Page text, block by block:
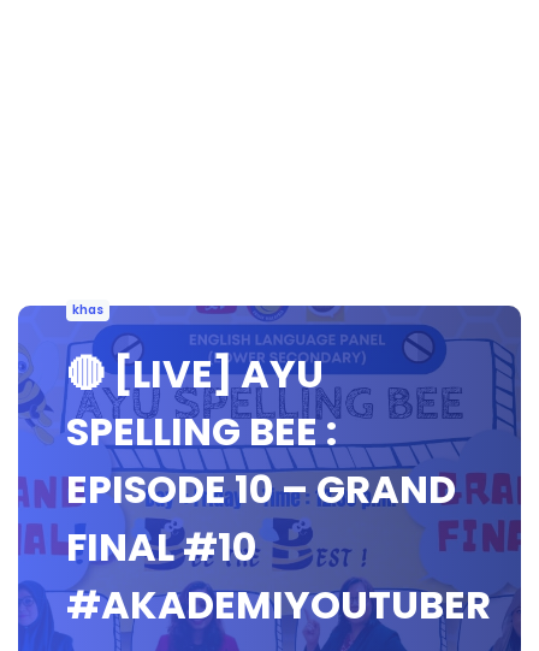
khas
🔴 [LIVE] AYU
SPELLING BEE :
EPISODE 10 – GRAND
FINAL #10
#AKADEMIYOUTUBER